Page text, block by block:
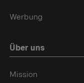
Werbung
Über uns
Mission